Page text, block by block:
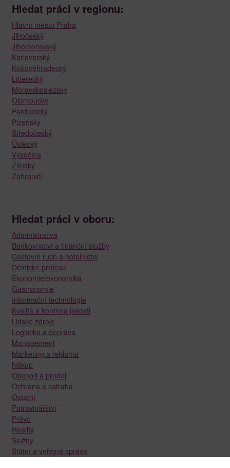
Hledat práci v regionu:
Hlavní město Praha
Jihočeský
Jihomoravský
Karlovarský
Královéhradecký
Liberecký
Moravskoslezský
Olomoucký
Pardubický
Plzeňský
Středočeský
Ústecký
Vysočina
Zlínský
Zahraničí
Hledat práci v oboru:
Administrativa
Bankovnictví a finanční služby
Cestovní ruch a hotelnictví
Dělnické profese
Ekonomie/ekonomika
Gastronomie
Informační technologie
Kvalita a kontrola jakosti
Lidské zdroje
Logistika a doprava
Management
Marketing a reklama
Nákup
Obchod a prodej
Ochrana a ostraha
Ostatní
Potravinářství
Právo
Reality
Služby
Státní a veřejná správa